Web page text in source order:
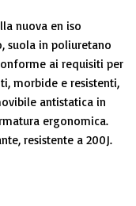
nuova en iso
suola in poliuretano
ai requisiti per
morbide e resistenti,
antistatica in
ergonomica.
resistente a 200J.